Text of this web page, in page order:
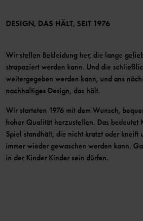
Mitglied werden
DESIGN, DAS HÄLT, SEIT 1976
Wir stellen Bekleidung her, die lange
strapaziert werden kann. Und die
weitergegeben werden kann, und ans
nachhaltiges Design, das hält.
Wir starteten 1976 mit dem Wunsch,
hoher Qualität herzustellen. Das bedeutet
Spiel standhält, die nicht kratzt oder kneift
immer wieder gewaschen werden kann.
in der Kinder Kinder sein dürfen.